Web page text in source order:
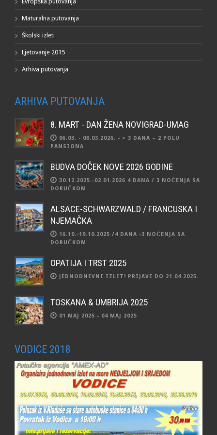
Maturalna putovanja
Školski izleti
Ljetovanje 2015
Arhiva putovanja
ARHIVA PUTOVANJA
8. MART - DAN ŽENA NOVIGRAD-UMAG
06.03. - 08.03.2026. - > 3 DANA – 2 POLU
PANSIONA
BUDVA DOČEK NOVE 2026 GODINE
30.12.2025.-02.01.2026 4 DANA / 3 NOĆENJA SA
DORUČKOM
ALSACE-SCHWARZWALD / FRANCUSKA I
NJEMAČKA
16.10.-19.10.2025 /4 DANA -3 NOĆENJA SA
DORUČKOM
OPATIJA I TRST 2025
JEDNODNEVNI IZLET! PRIJAVE DO 21.04.2025.
TOSKANA & UMBRIJA 2025
01 MAJ 2025 - 04 MAJ 2025
VODICE 2018